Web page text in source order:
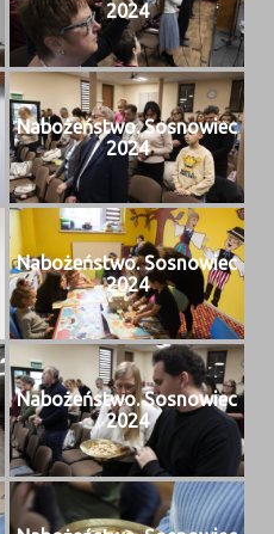
2024
Nabożeńst­wo. Sos­nowiec
2024
Nabożeńst­wo. Sos­nowiec
2024
Nabożeńst­wo. Sos­nowiec
2024